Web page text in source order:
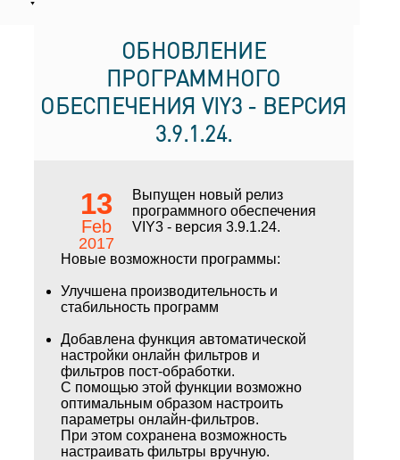
ОБНОВЛЕНИЕ
ПРОГРАММНОГО
ОБЕСПЕЧЕНИЯ VIY3 - ВЕРСИЯ
3.9.1.24.
13
Feb
2017
Выпущен новый релиз
программного обеспечения
VIY3 - версия 3.9.1.24.
Новые возможности программы:
Улучшена производительность и
стабильность программ
Добавлена функция автоматической
настройки онлайн фильтров и
фильтров пост-обработки.
С помощью этой функции возможно
оптимальным образом настроить
параметры онлайн-фильтров.
При этом сохранена возможность
настраивать фильтры вручную.